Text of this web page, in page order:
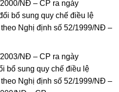
NĐ – CP ra ngày
bổ sung quy chế điều lệ
Nghị định số 52/1999/NĐ –
NĐ – CP ra ngày
bổ sung quy chế điều lệ
Nghị định số 52/1999/NĐ –